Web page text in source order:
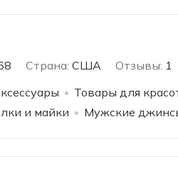
Страна: США Отзывы: 1
Товары для
и майки
Мужские